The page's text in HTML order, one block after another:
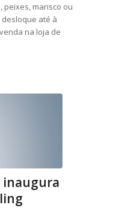
peixes, marisco ou
até à
na loja de
inaugura